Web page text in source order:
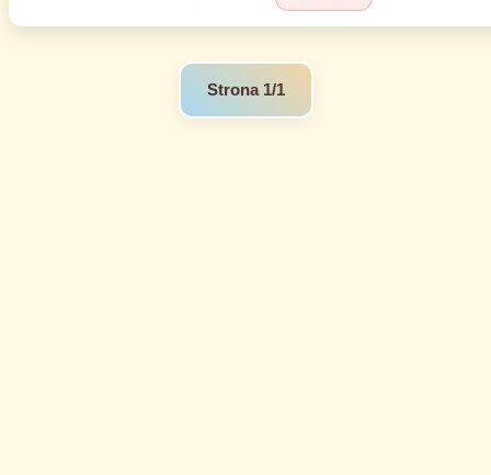
Strona 1/1